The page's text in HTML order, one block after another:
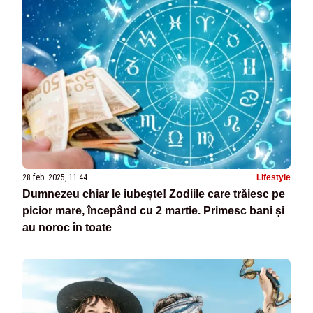
28 feb. 2025, 11:44 Lifestyle
Dumnezeu chiar le iubește! Zodiile care trăiesc pe
picior mare, începând cu 2 martie. Primesc bani și
au noroc în toate